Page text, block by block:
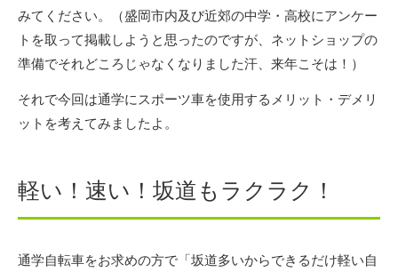
みてください。（盛岡市内及び近郊の中学・高校にアンケー
トを取って掲載しようと思ったのですが、ネットショップの
準備でそれどころじゃなくなりました汗、来年こそは！）
それで今回は通学にスポーツ車を使用するメリット・デメリ
ットを考えてみましたよ。
軽い！速い！坂道もラクラク！
通学自転車をお求めの方で「坂道多いからできるだけ軽い自